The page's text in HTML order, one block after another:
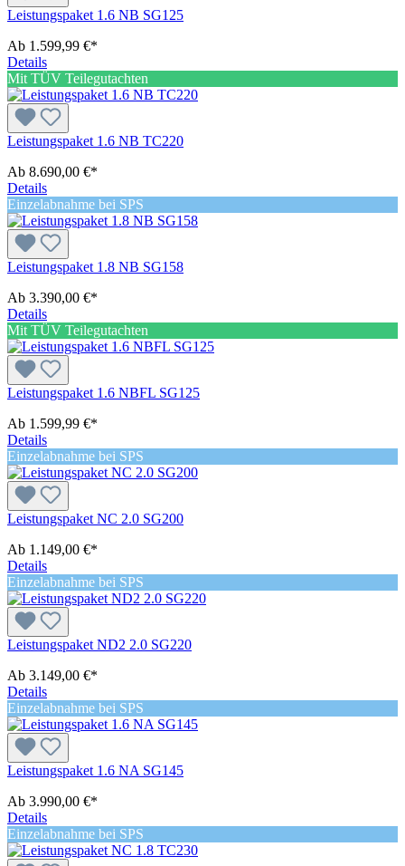
Leistungspaket 1.6 NB SG125
Ab 1.599,99 €*
Details
Mit TÜV Teilegutachten
Leistungspaket 1.6 NB TC220
Ab 8.690,00 €*
Details
Einzelabnahme bei SPS
Leistungspaket 1.8 NB SG158
Ab 3.390,00 €*
Details
Mit TÜV Teilegutachten
Leistungspaket 1.6 NBFL SG125
Ab 1.599,99 €*
Details
Einzelabnahme bei SPS
Leistungspaket NC 2.0 SG200
Ab 1.149,00 €*
Details
Einzelabnahme bei SPS
Leistungspaket ND2 2.0 SG220
Ab 3.149,00 €*
Details
Einzelabnahme bei SPS
Leistungspaket 1.6 NA SG145
Ab 3.990,00 €*
Details
Einzelabnahme bei SPS